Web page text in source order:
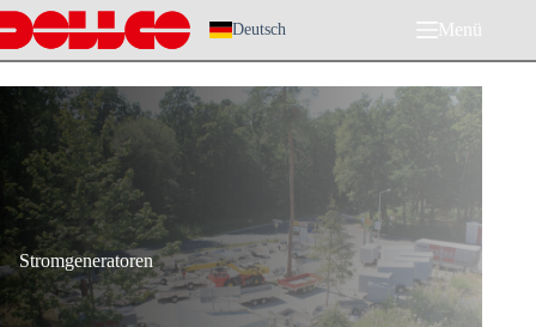
Zum
Inhalt
springen
Deutsch Menü
Stromgeneratoren